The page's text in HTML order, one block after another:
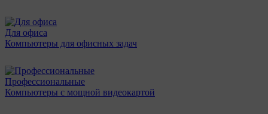
Для офиса
Компьютеры для офисных задач
Профессиональные
Компьютеры с мощной видеокартой